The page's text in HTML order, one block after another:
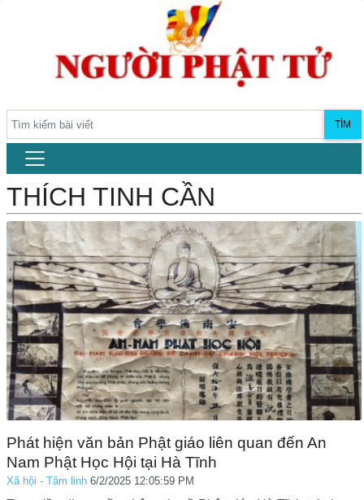
TÌM
THÍCH TINH CẦN
Phát hiện văn bản Phật giáo liên quan đến An
Nam Phật Học Hội tại Hà Tĩnh
Xã hội - Tâm linh 6/2/2025 12:05:59 PM